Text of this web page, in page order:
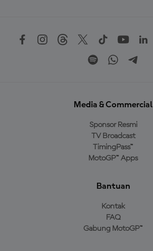
Media & Commercial
Sponsor Resmi
TV Broadcast
TimingPass™
MotoGP™ Apps
Bantuan
Kontak
FAQ
Gabung MotoGP™